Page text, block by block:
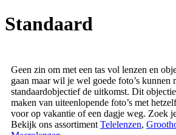
Standaard
Geen zin om met een tas vol lenzen en
gaan maar wil je wel goede foto’s kunnen
standaardobjectief de uitkomst. Dit
maken van uiteenlopende foto’s met
voor op vakantie of een dagje weg. Zoek
Bekijk ons assortiment Telelenzen,